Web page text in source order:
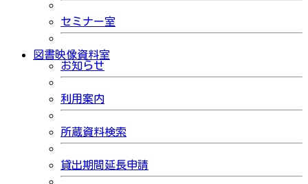
セミナー室
図書映像資料室
お知らせ
利用案内
所蔵資料検索
貸出期間延長申請